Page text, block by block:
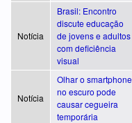
Notícia
Brasil: Encontro
discute educação
de jovens e adultos
com deficiência
visual
Notícia
Olhar o smartphone
no escuro pode
causar cegueira
temporária